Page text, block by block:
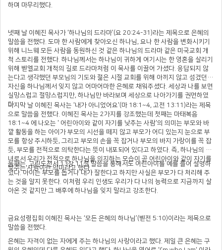
하며 마무리했다.
넷째 날 이혜진 목사가 ‘하나님의 드라마’(요 20:24-31)라는 제목으로 은혜의
말씀을 전했다. 도마 한 사람에게 찾아오신 하나님, 요나 한 사람을 변화시키기
위해 니느웨 모든 사람을 동원하신 것 같은 하나님의 드라마 같은 미국교회 개
척 스토리를 전했다. 하나님께서는 하나님이 귀하게 여기시는 한 영혼을 살리기
위해 벧엘교회 개척의 길로 드라마처럼 이 목사를 이끌어 가셨다. 응답되지 않
는다고 생각했던 부모님의 기도와 젊은 시절 교회를 위해 아끼지 않고 섬겼던
자신을 하나님께서 잊지 않고 어마어마한 은혜로 채워주셨다. 세상과 나를 보면
실망스럽고 절망스럽지만, 하나님만 바라보며 세상으로 나아가기를 권면하였
다.
마지막 날 이혜진 목사는 '내가 아니었어요'(마 18:1~4, 고전 13:11)라는 제목
으로 말씀을 전했다. 이혜진 목사는 2가지를 강조했는데 첫째는 마태복음
18:1~4 에 나오는 ' 어린아이와 같이 자기를 낮추는 사람'의 의미는 부모와 바
깥 활동을 하는 아이가 부모의 시선을 떼지 않고 부모가 어디 있는지 눈으로 부
모를 항상 주시하듯, 그리고 부모의 손을 꼭 잡거나 부모의 바지 가랑이를 꼭 잡
듯, 부모를 전적으로 의탁한다는 뜻이 내포되어 있다고 하였다. 즉, 하나님의 자
녀로서 우리가 전적으로 하나님을 의지하는 모습이 곧 어린아이와 같이 자기를
낮추는 사람이란 의미라고 했다.
둘째는, 고린도전서 13장 11절 말씀을 통해서도 어린아이를 예를 들어 설명하
였다. 아이는 부모를 돕거나 내가 잘한다고 하지만 사실은 부모가 다 처리해 주
는 것을 알지 못한다. 이처럼 우리 인생도 우리가 다 나의 능력으로 지금까지 살
아온 것 같지만 그 배후에 하나님을 잊지 말라고 강조한다.
금요성령집회 이혜진 목사는 ‘모든 은혜의 하나님’(벧전 5:10)이라는 제목으로
말씀을 전했다.
은혜는 자격이 없는 자에게 주는 하나님의 사랑이라고 했다. 제일 큰 은혜는 구